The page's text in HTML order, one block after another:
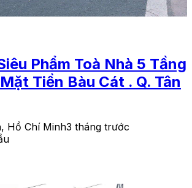
Phẩm Toà Nhà 5 Tầng
Tiền Bàu Cát . Q. Tân
Hồ Chí Minh3 tháng trước